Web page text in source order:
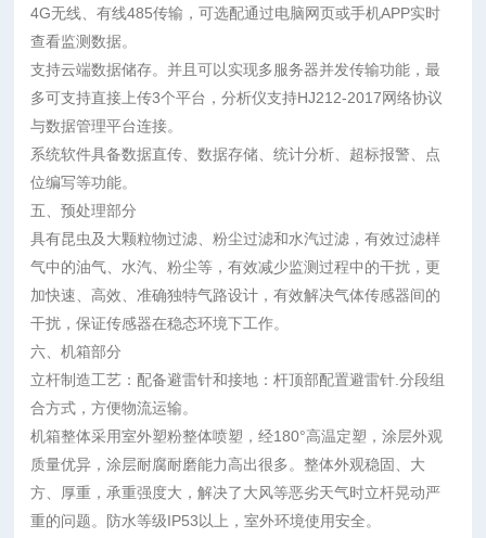
4G无线、有线485传输，可选配通过电脑网页或手机APP实时
查看监测数据。
支持云端数据储存。并且可以实现多服务器并发传输功能，最
多可支持直接上传3个平台，分析仪支持HJ212-2017网络协议
与数据管理平台连接。
系统软件具备数据直传、数据存储、统计分析、超标报警、点
位编写等功能。
五、预处理部分
具有昆虫及大颗粒物过滤、粉尘过滤和水汽过滤，有效过滤样
气中的油气、水汽、粉尘等，有效减少监测过程中的干扰，更
加快速、高效、准确独特气路设计，有效解决气体传感器间的
干扰，保证传感器在稳态环境下工作。
六、机箱部分
立杆制造工艺：配备避雷针和接地：杆顶部配置避雷针.分段组
合方式，方便物流运输。
机箱整体采用室外塑粉整体喷塑，经180°高温定塑，涂层外观
质量优异，涂层耐腐耐磨能力高出很多。整体外观稳固、大
方、厚重，承重强度大，解决了大风等恶劣天气时立杆晃动严
重的问题。防水等级IP53以上，室外环境使用安全。